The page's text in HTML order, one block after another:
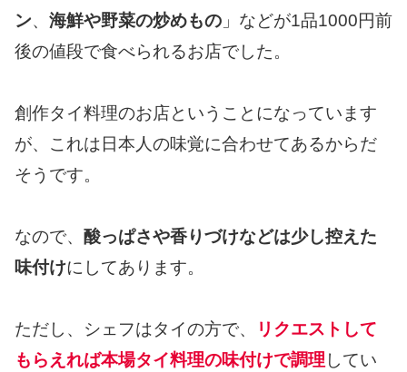
ン、 海鮮や野菜の炒めもの 」などが1品1000円前
後の値段で食べられるお店でした。
創作タイ料理のお店ということになっています
が、これは日本人の味覚に合わせてあるからだ
そうです。
なので、 酸っぱさや香りづけなどは少し控えた
味付けにしてあります。
ただし、シェフはタイの方で、
リクエストして
もらえれば本場タイ料理の味付けで調理 してい